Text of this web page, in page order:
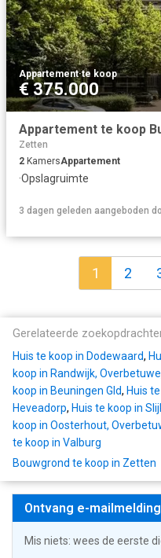
Appartement·te koop
€ 375.000
Zetten
2 KamersAppartement
·Opslagruimte
3 dagen geleden aangeboden
1 2
Gerelateerde
Huis te koop in Dodewaard,
koop in Randwijk, Overbetuwe
koop in Beuningen Gld, Huis
Heveadorp, Huis te koop in
koop in Oosterhout,
te koop in Valburg
Bouwgrond te koop in Zetten
Ontvang e-
Mis niets: wees de eerste